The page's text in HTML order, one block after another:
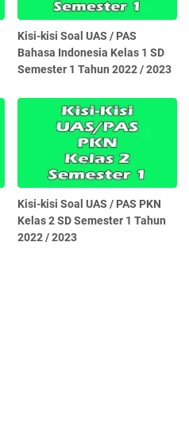
Kisi-kisi Soal UAS / PAS
Bahasa Indonesia Kelas 1 SD
Semester 1 Tahun 2022 / 2023
Kisi-kisi Soal UAS / PAS PKN
Kelas 2 SD Semester 1 Tahun
2022 / 2023